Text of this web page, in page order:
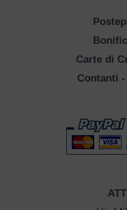
Carte di
Contanti